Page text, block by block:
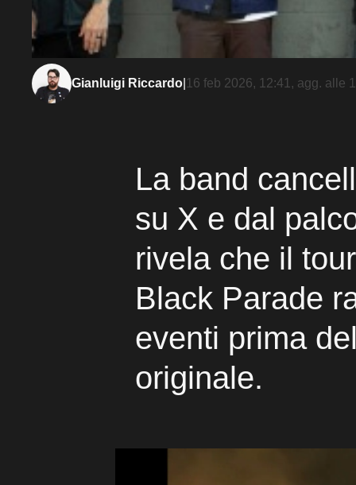
Gianluigi Riccardo 16 feb 2026, 12:41 , agg. alle
La band
su X e dal
rivela che il
Black Parade
eventi prima
originale.